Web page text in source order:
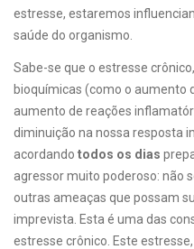
estresse, estaremos
saúde do organismo.
Sabe-se que o estresse
bioquímicas (como o aumento
aumento de reações
diminuição na nossa resposta
acordando todos os dias
agressor muito poderoso: não
outras ameaças que possam
imprevista. Esta é uma das
estresse crônico. Este